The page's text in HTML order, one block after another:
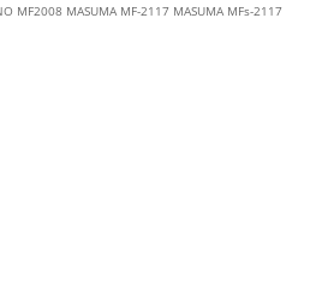
MF2008 MASUMA MF-2117 MASUMA MFs-2117